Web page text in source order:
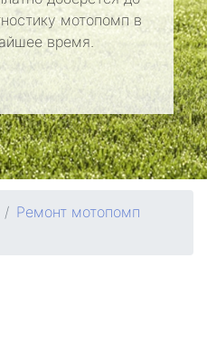
мотопомп в
время.
Ремонт мотопомп